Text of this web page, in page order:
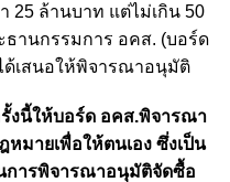
25 ล้านบาท แต่ไม่เกิน 50
านกรรมการ อคส. (บอร์ด
ด้เสนอให้พิจารณาอนุมัติ
งนี้ให้บอร์ด อคส.พิจารณา
มายเพื่อให้ตนเอง ซึ่งเป็น
การพิจารณาอนุมัติจัดซื้อ